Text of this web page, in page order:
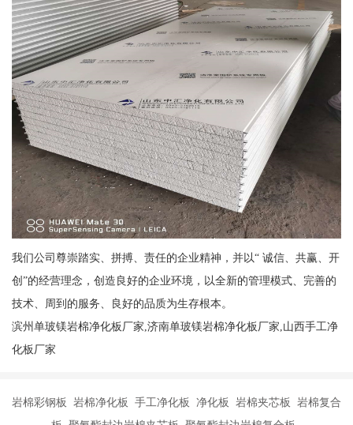
我们公司尊崇踏实、拼搏、责任的企业精神，并以“ 诚信、共赢、开
创”的经营理念，创造良好的企业环境，以全新的管理模式、完善的
技术、周到的服务、良好的品质为生存根本。
滨州单玻镁岩棉净化板厂家,济南单玻镁岩棉净化板厂家,山西手工净
化板厂家
岩棉彩钢板 岩棉净化板 手工净化板 净化板 岩棉夹芯板 岩棉复合